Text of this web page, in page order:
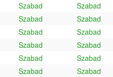
Szabad Szabad
Szabad Szabad
Szabad Szabad
Szabad Szabad
Szabad Szabad
Szabad Szabad